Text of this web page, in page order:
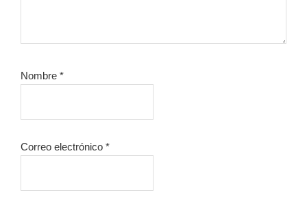
Nombre *
Correo electrónico *